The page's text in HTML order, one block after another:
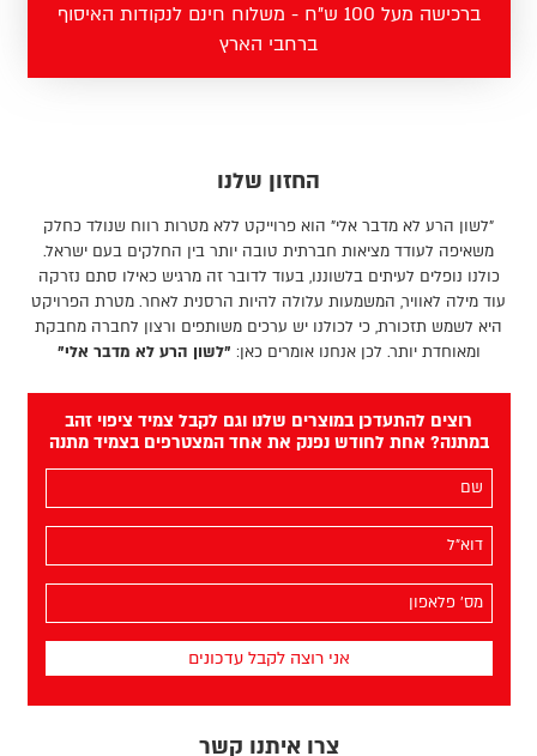
ברכישה מעל 100 ש"ח - משלוח חינם לנקודות האיסוף
ברחבי הארץ
החזון שלנו
"לשון הרע לא מדבר אלי" הוא פרוייקט ללא מטרות רווח שנולד כחלק
משאיפה לעודד מציאות חברתית טובה יותר בין החלקים בעם ישראל.
כולנו נופלים לעיתים בלשוננו, בעוד לדובר זה מרגיש כאילו סתם נזרקה
עוד מילה לאוויר, המשמעות עלולה להיות הרסנית לאחר. מטרת הפרויקט
היא לשמש תזכורת, כי לכולנו יש ערכים משותפים ורצון לחברה מחבקת
ומאוחדת יותר. לכן אנחנו אומרים כאן: "לשון הרע לא מדבר אלי"
רוצים להתעדכן במוצרים שלנו וגם לקבל צמיד ציפוי זהב
במתנה? אחת לחודש נפנק את אחד המצטרפים בצמיד מתנה
צרו איתנו קשר